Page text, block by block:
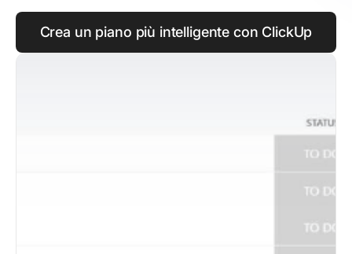
Crea un piano più intelligente con ClickUp